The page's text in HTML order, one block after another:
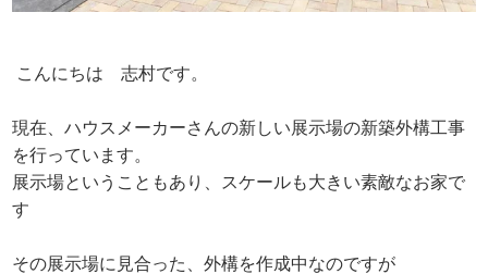
こんにちは 志村です。
現在、ハウスメーカーさんの新しい展示場の新築外構工事
を行っています。
展示場ということもあり、スケールも大きい素敵なお家で
す
その展示場に見合った、外構を作成中なのですが